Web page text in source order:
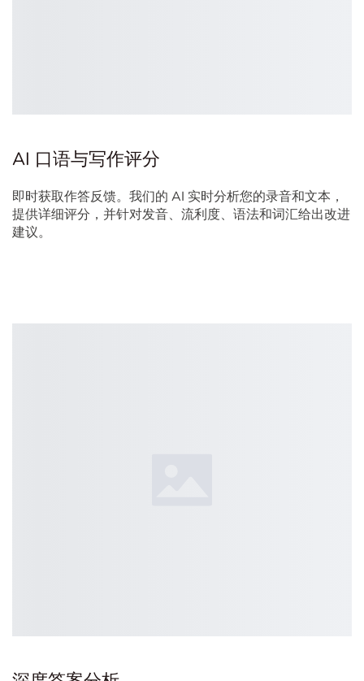
AI 口语与写作评分
即时获取作答反馈。我们的 AI 实时分析您的录音和文本，
提供详细评分，并针对发音、流利度、语法和词汇给出改进
建议。